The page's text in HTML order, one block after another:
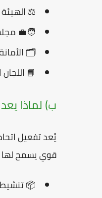
⚖️
🧑‍💼
🗂️
📘
ب) لماذا
يُعد تفعيل
قوي يسمح لها
📦 تنشيط